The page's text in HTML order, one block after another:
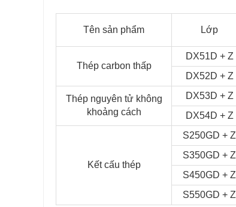
Tên sản phẩm Lớp
Thép carbon thấp
DX51D + Z
DX52D + Z
Thép nguyên tử không
khoảng cách
DX53D + Z
DX54D + Z
Kết cấu thép
S250GD + Z
S350GD + Z
S450GD + Z
S550GD + Z